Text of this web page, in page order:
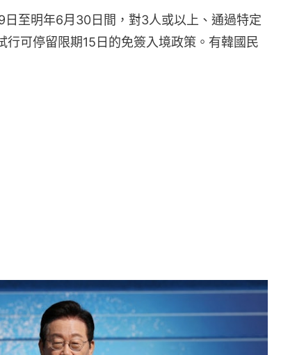
至明年6月30日間，對3人或以上、通過特定
行可停留限期15日的免簽入境政策。有韓國民